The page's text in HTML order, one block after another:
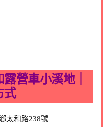
營車小溪地｜
式
太和路238號